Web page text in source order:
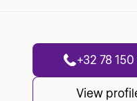
+32 78 150
View